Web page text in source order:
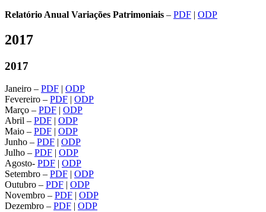
Relatório Anual Variações Patrimoniais – PDF | ODP
2017
2017
Janeiro – PDF | ODP
Fevereiro – PDF | ODP
Março – PDF | ODP
Abril – PDF | ODP
Maio – PDF | ODP
Junho – PDF | ODP
Julho – PDF | ODP
Agosto- PDF | ODP
Setembro – PDF | ODP
Outubro – PDF | ODP
Novembro – PDF | ODP
Dezembro – PDF | ODP